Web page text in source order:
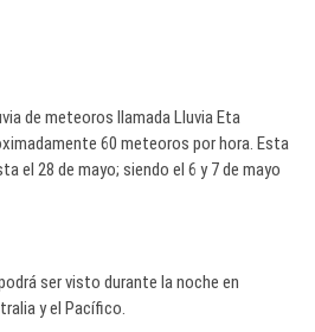
de meteoros llamada Lluvia Eta
60 meteoros por hora. Esta
el 28 de mayo; siendo el 6 y 7 de mayo
ser visto durante la noche en
y el Pacífico.